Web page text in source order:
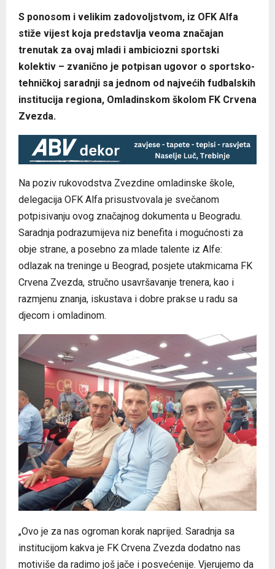
S ponosom i velikim zadovoljstvom, iz OFK Alfa
stiže vijest koja predstavlja veoma značajan
trenutak za ovaj mladi i ambiciozni sportski
kolektiv – zvanično je potpisan ugovor o sportsko-
tehničkoj saradnji sa jednom od najvećih fudbalskih
institucija regiona, Omladinskom školom FK Crvena
Zvezda.
Na poziv rukovodstva Zvezdine omladinske škole,
delegacija OFK Alfa prisustvovala je svečanom
potpisivanju ovog značajnog dokumenta u Beogradu.
Saradnja podrazumijeva niz benefita i mogućnosti za
obje strane, a posebno za mlade talente iz Alfe:
odlazak na treninge u Beograd, posjete utakmicama FK
Crvena Zvezda, stručno usavršavanje trenera, kao i
razmjenu znanja, iskustava i dobre prakse u radu sa
djecom i omladinom.
„Ovo je za nas ogroman korak naprijed. Saradnja sa
institucijom kakva je FK Crvena Zvezda dodatno nas
će naši igrači, treneri i cijela zajednica osjetiti konkretne
rezultate ove saradnje“, poručuju iz OFK Alfa.